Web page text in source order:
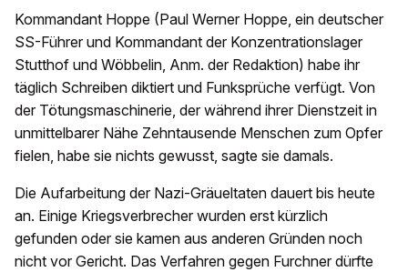
Kommandant Hoppe (Paul Werner Hoppe, ein deutscher
SS-Führer und Kommandant der Konzentrationslager
Stutthof und Wöbbelin, Anm. der Redaktion) habe ihr
täglich Schreiben diktiert und Funksprüche verfügt. Von
der Tötungsmaschinerie, der während ihrer Dienstzeit in
unmittelbarer Nähe Zehntausende Menschen zum Opfer
fielen, habe sie nichts gewusst, sagte sie damals.
Die Aufarbeitung der Nazi-Gräueltaten dauert bis heute
an. Einige Kriegsverbrecher wurden erst kürzlich
gefunden oder sie kamen aus anderen Gründen noch
nicht vor Gericht. Das Verfahren gegen Furchner dürfte